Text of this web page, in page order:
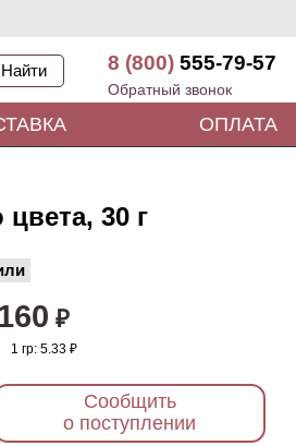
8 (800) 555-79-57
Обратный звонок
ОПЛАТА
30 г
₽
1 гр: 5.33 ₽
Сообщить
о поступлении